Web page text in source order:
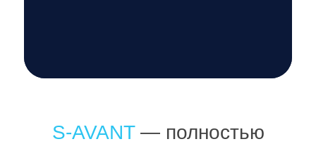
S-AVANT— полностью